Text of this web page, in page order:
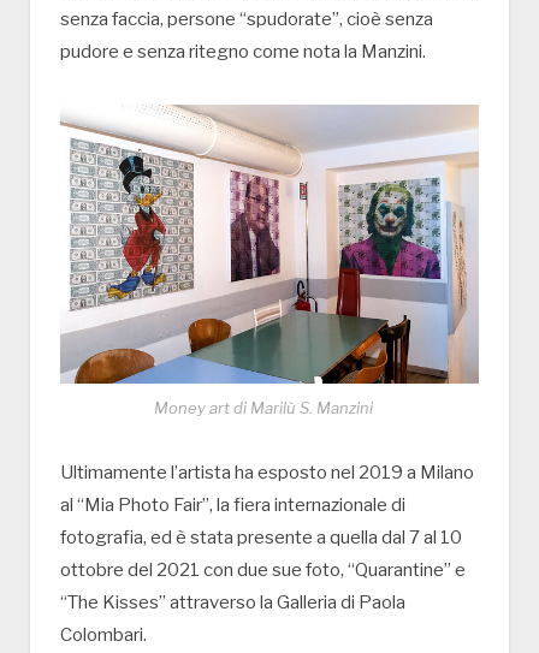
senza faccia, persone “spudorate”, cioè senza
pudore e senza ritegno come nota la Manzini.
Money art di Marilù S. Manzini
Ultimamente l’artista ha esposto nel 2019 a Milano
al “Mia Photo Fair”, la fiera internazionale di
fotografia, ed è stata presente a quella dal 7 al 10
ottobre del 2021 con due sue foto, “Quarantine” e
“The Kisses” attraverso la Galleria di Paola
Colombari.